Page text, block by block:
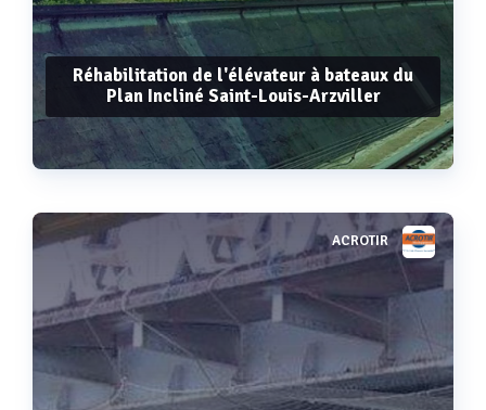
Réhabilitation de l'élévateur à bateaux du
Plan Incliné Saint-Louis-Arzviller
Voir plus ACROTIR